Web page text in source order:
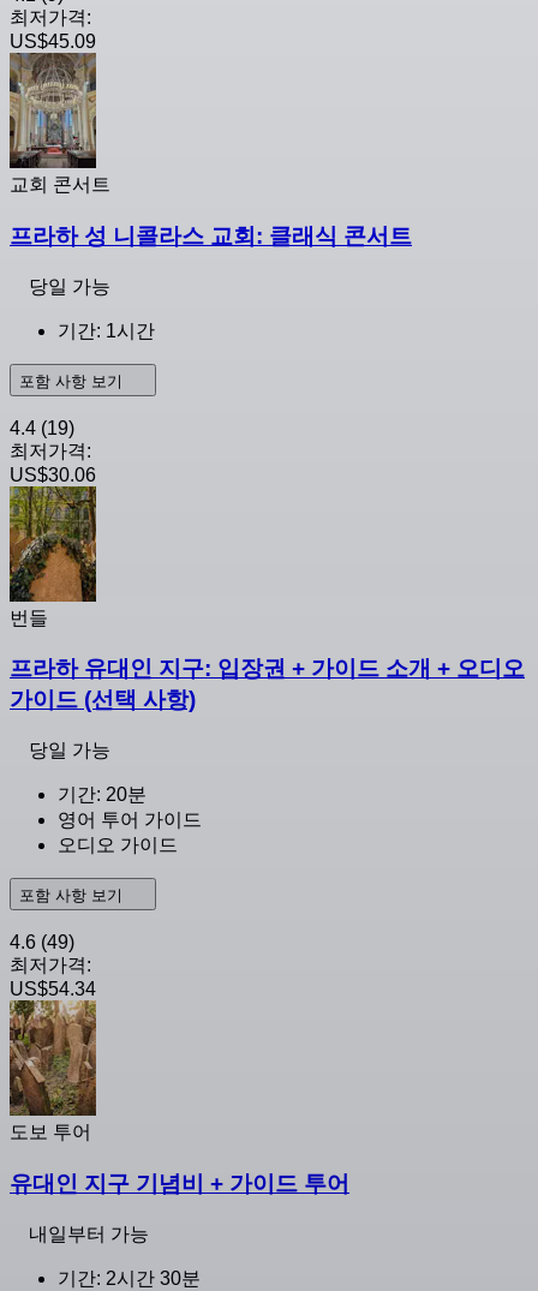
최저가격:
US$45.09
교회 콘서트
프라하 성 니콜라스 교회: 클래식 콘서트
당일 가능
기간: 1시간
포함 사항 보기
4.4 (19)
최저가격:
US$30.06
번들
프라하 유대인 지구: 입장권 + 가이드 소개 + 오디오
가이드 (선택 사항)
당일 가능
기간: 20분
영어 투어 가이드
오디오 가이드
포함 사항 보기
4.6 (49)
최저가격:
US$54.34
도보 투어
유대인 지구 기념비 + 가이드 투어
내일부터 가능
기간: 2시간 30분